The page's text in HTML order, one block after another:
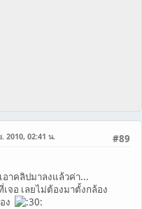
#89
2010, 02:41 น.
อาคลิปมาลงแล้วค่า...
เจอ เลยไม่ต้องมาตั้งกล้อง
ง